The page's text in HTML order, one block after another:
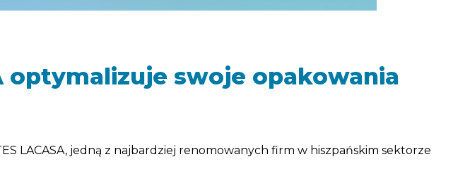
optymalizuje swoje opakowania
LACASA, jedną z najbardziej renomowanych firm w hiszpańskim sektorze